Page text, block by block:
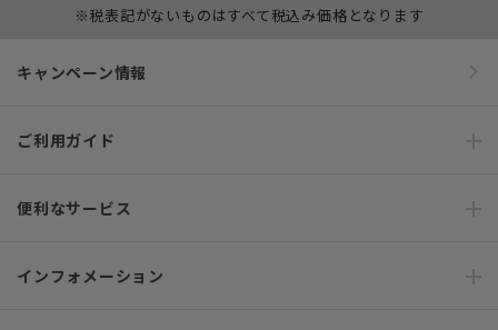
※税表記がないものはすべて税込み価格となります
キャンペーン情報
ご利用ガイド
便利なサービス
インフォメーション